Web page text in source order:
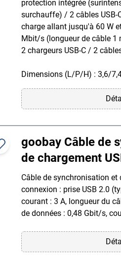
protection intégrée
surchauffe) / 2 câbles USB-
charge allant jusqu'à 60 W
Mbit/s (longueur de câble 1
2 chargeurs USB-C / 2
Dimensions (L/P/H) : 3,6/
goobay Câble de
de chargement
Câble de synchronisation et
connexion : prise USB 2.0
courant : 3 A, longueur du
de données : 0,48 Gbit/s,